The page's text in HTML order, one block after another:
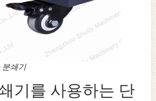
분쇄기
기를 사용하는 단